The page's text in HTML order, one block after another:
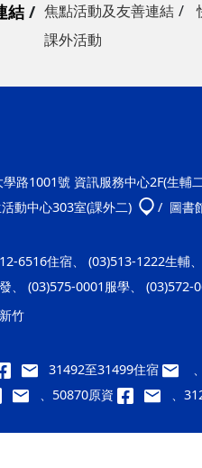
結 焦點活動及友善連結
課外活動
路1001號 資訊服務中心2F(生輔
動中心303室(課外二)
/ 圖書
6516住宿、 (03)513-1222生輔
、 (03)575-0001服學、 (03)572-
竹
31492至31499住宿
、50870原資 、